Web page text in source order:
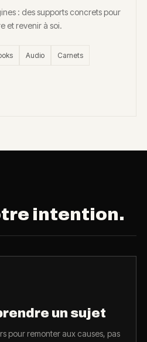
: des supports concrets pour
et revenir à soi.
Audio Carnets
intention.
un sujet
pour remonter aux causes, pas